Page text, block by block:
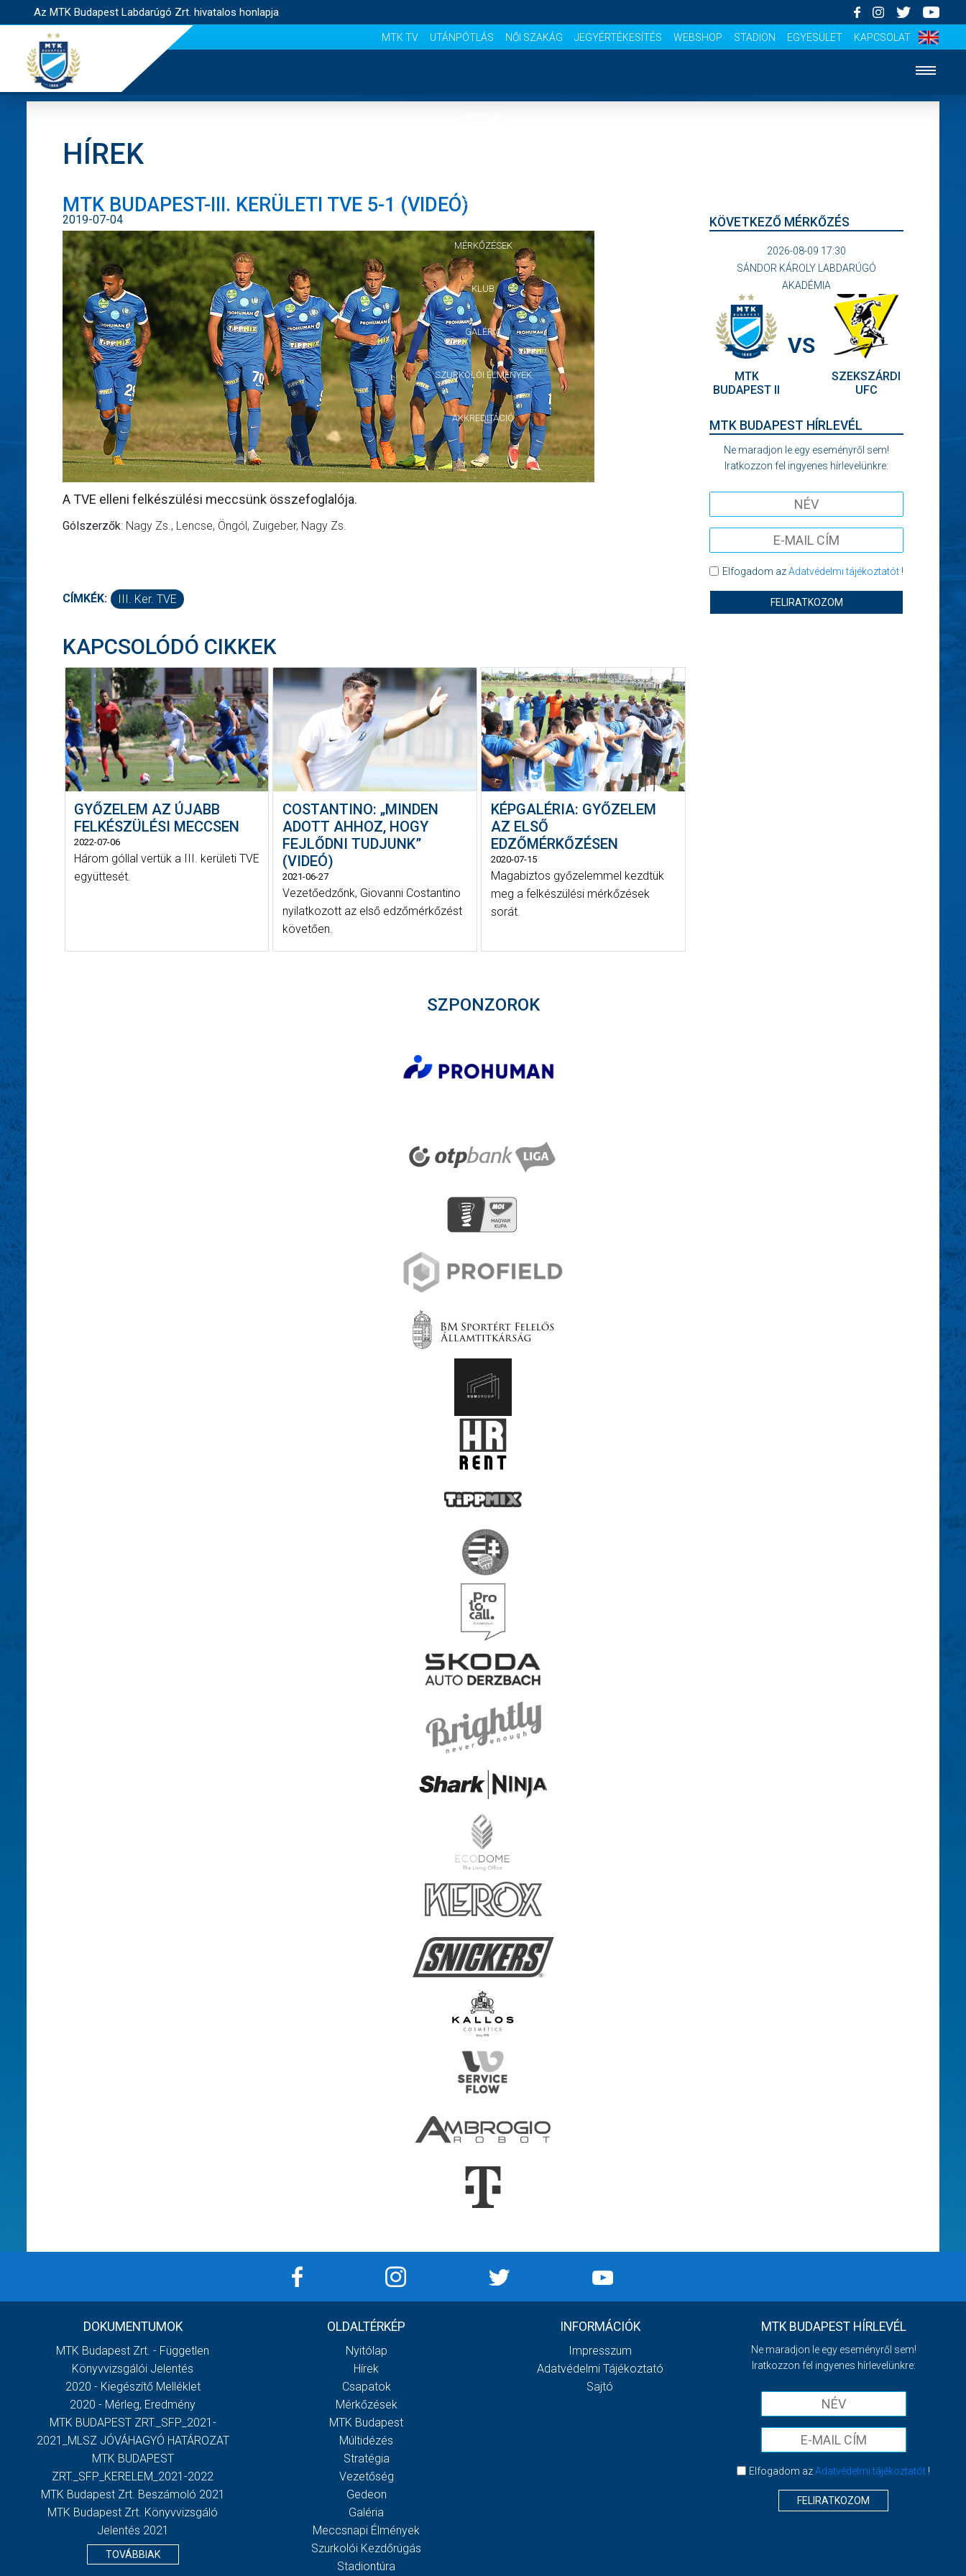
Az MTK Budapest Labdarúgó Zrt. hivatalos honlapja
MTK TV UTÁNPÓTLÁS NŐI SZAKÁG JEGYÉRTÉKESÍTÉS WEBSHOP STADION EGYESÜLET KAPCSOLAT
CSAPATOK
MÉRKŐZÉSEK
KLUB
GALÉRIA
SZURKOLÓI ÉLMÉNYEK
AKKREDITÁCIÓ
HÍREK
MTK BUDAPEST-III. KERÜLETI TVE 5-1 (VIDEÓ)
2019-07-04
A TVE elleni felkészülési meccsünk összefoglalója.
Gólszerzők: Nagy Zs., Lencse, Öngól, Zuigeber, Nagy Zs.
CÍMKÉK: III. Ker. TVE
KAPCSOLÓDÓ CIKKEK
GYŐZELEM AZ ÚJABB
FELKÉSZÜLÉSI MECCSEN
2022-07-06
Három góllal vertük a III. kerületi TVE
együttesét.
COSTANTINO: „MINDEN
ADOTT AHHOZ, HOGY
FEJLŐDNI TUDJUNK”
(VIDEÓ)
2021-06-27
Vezetőedzőnk, Giovanni Costantino
nyilatkozott az első edzőmérkőzést
követően.
KÉPGALÉRIA: GYŐZELEM
AZ ELSŐ
EDZŐMÉRKŐZÉSEN
2020-07-15
Magabiztos győzelemmel kezdtük
meg a felkészülési mérkőzések
sorát.
KÖVETKEZŐ MÉRKŐZÉS
2026-08-09 17:30
SÁNDOR KÁROLY LABDARÚGÓ
AKADÉMIA
MTK
BUDAPEST II
VS
SZEKSZÁRDI
UFC
MTK BUDAPEST HÍRLEVÉL
Ne maradjon le egy eseményről sem!
Iratkozzon fel ingyenes hírlevelünkre:
Elfogadom azAdatvédelmi tájékoztatót!
FELIRATKOZOM
SZPONZOROK
DOKUMENTUMOK
MTK Budapest Zrt. - Független
Könyvvizsgálói Jelentés
2020 - Kiegészítő Melléklet
2020 - Mérleg, Eredmény
MTK BUDAPEST ZRT._SFP_2021-
2021_MLSZ JÓVÁHAGYÓ HATÁROZAT
MTK BUDAPEST
ZRT._SFP_KERELEM_2021-2022
MTK Budapest Zrt. Beszámoló 2021
MTK Budapest Zrt. Könyvvizsgáló
Jelentés 2021
TOVÁBBIAK
OLDALTÉRKÉP
Nyitólap
Hírek
Csapatok
Mérkőzések
MTK Budapest
Múltidézés
Stratégia
Vezetőség
Gedeon
Galéria
Meccsnapi Élmények
Szurkolói Kezdőrúgás
Stadiontúra
INFORMÁCIÓK
Impresszum
Adatvédelmi Tájékoztató
Sajtó
MTK BUDAPEST HÍRLEVÉL
Ne maradjon le egy eseményről sem!
Iratkozzon fel ingyenes hírlevelünkre:
Elfogadom azAdatvédelmi tájékoztatót !
FELIRATKOZOM